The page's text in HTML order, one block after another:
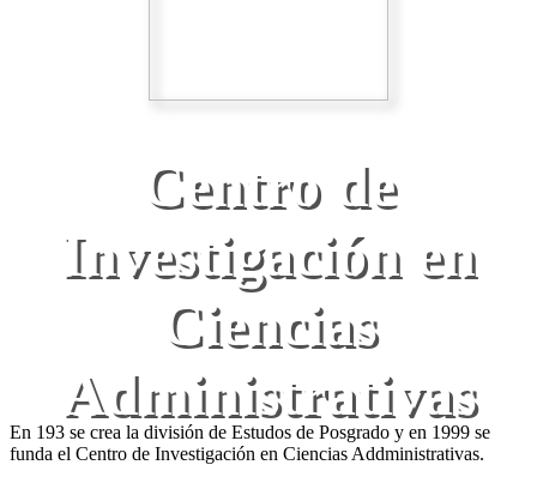
Centro de
Investigación en
Ciencias
Administrativas
En 193 se crea la división de Estudos de Posgrado y en 1999 se
funda el Centro de Investigación en Ciencias Addministrativas.